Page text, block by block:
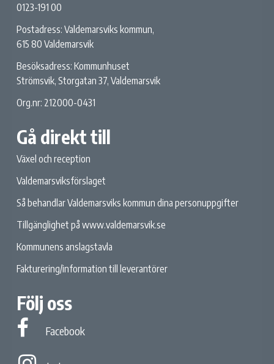
0123-191 00
Postadress: Valdemarsviks kommun,
615 80 Valdemarsvik
Besöksadress: Kommunhuset
Strömsvik, Storgatan 37, Valdemarsvik
Org.nr: 212000-0431
Gå direkt till
Växel och reception
Valdemarsviksförslaget
Så behandlar Valdemarsviks kommun dina personuppgifter
Tillgänglighet på www.valdemarsvik.se
Kommunens anslagstavla
Fakturering/information till leverantörer
Följ oss
Facebook
Facebook